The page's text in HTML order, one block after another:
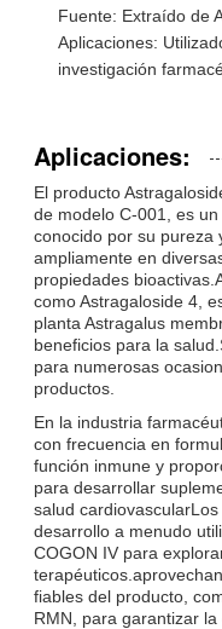
Fuente: Extraído de
Aplicaciones:
investigación
Aplicaciones:
El producto
de modelo C-001, es
conocido por su pureza
ampliamente en
propiedades
como Astragaloside 4,
planta Astragalus
beneficios para la
para numerosas
productos.
En la industria
con frecuencia en
función inmune y
para desarrollar
salud
desarrollo a menudo
COGON IV para
fiables del producto,
RMN, para garantizar la